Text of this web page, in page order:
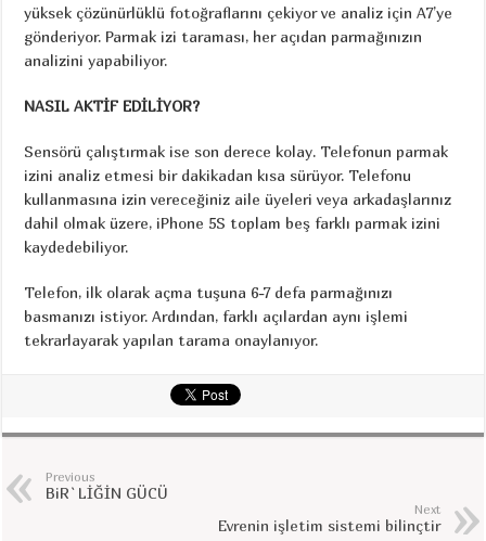
yüksek çözünürlüklü fotoğraflarını çekiyor ve analiz için A7’ye
gönderiyor. Parmak izi taraması, her açıdan parmağınızın
analizini yapabiliyor.
NASIL AKTİF EDİLİYOR?
Sensörü çalıştırmak ise son derece kolay. Telefonun parmak
izini analiz etmesi bir dakikadan kısa sürüyor. Telefonu
kullanmasına izin vereceğiniz aile üyeleri veya arkadaşlarınız
dahil olmak üzere, iPhone 5S toplam beş farklı parmak izini
kaydedebiliyor.
Telefon, ilk olarak açma tuşuna 6-7 defa parmağınızı
basmanızı istiyor. Ardından, farklı açılardan aynı işlemi
tekrarlayarak yapılan tarama onaylanıyor.
Previous
BiR`LİĞİN GÜCÜ
Next
Evrenin işletim sistemi bilinçtir